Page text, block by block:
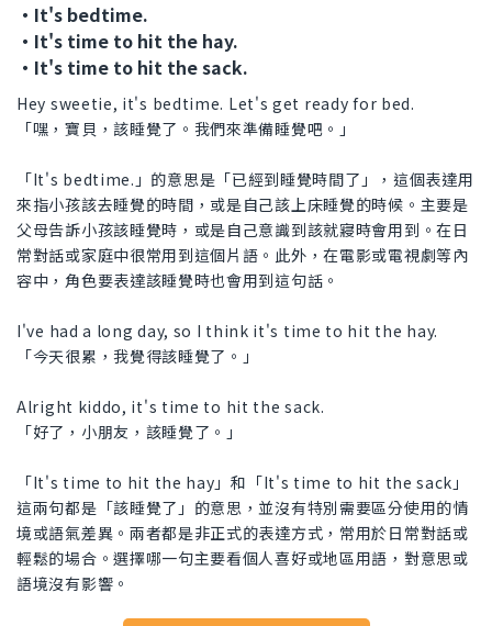
・It's bedtime.
・It's time to hit the hay.
・It's time to hit the sack.
Hey sweetie, it's bedtime. Let's get ready for bed.
「嘿，寶貝，該睡覺了。我們來準備睡覺吧。」
「It's bedtime.」的意思是「已經到睡覺時間了」，這個表達用
來指小孩該去睡覺的時間，或是自己該上床睡覺的時候。主要是
父母告訴小孩該睡覺時，或是自己意識到該就寢時會用到。在日
常對話或家庭中很常用到這個片語。此外，在電影或電視劇等內
容中，角色要表達該睡覺時也會用到這句話。
I've had a long day, so I think it's time to hit the hay.
「今天很累，我覺得該睡覺了。」
Alright kiddo, it's time to hit the sack.
「好了，小朋友，該睡覺了。」
「It's time to hit the hay」和「It's time to hit the sack」
這兩句都是「該睡覺了」的意思，並沒有特別需要區分使用的情
境或語氣差異。兩者都是非正式的表達方式，常用於日常對話或
輕鬆的場合。選擇哪一句主要看個人喜好或地區用語，對意思或
語境沒有影響。